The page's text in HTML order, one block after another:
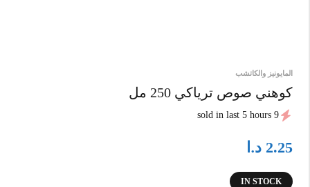
المايونيز والكاتشب
كوهني صوص ترياكي 250 مل
9 sold in last 5 hours
2.25 د.ا
IN STOCK